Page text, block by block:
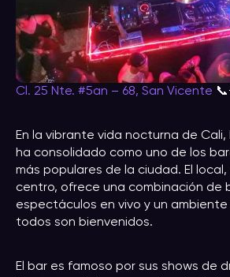
Cl. 25 Nte. #5an – 68, San Vicente
En la vibrante vida nocturna de Cali,
ha consolidado como uno de los
más populares de la ciudad. El
centro, ofrece una combinación de
espectáculos en vivo y un
todos son bienvenidos.
El bar es famoso por sus shows de